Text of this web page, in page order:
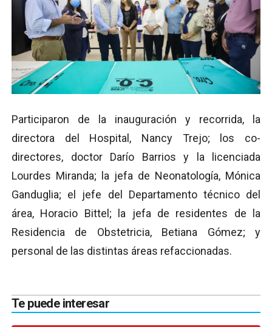
Participaron de la inauguración y recorrida, la
directora del Hospital, Nancy Trejo; los co-
directores, doctor Darío Barrios y la licenciada
Lourdes Miranda; la jefa de Neonatología, Mónica
Ganduglia; el jefe del Departamento técnico del
área, Horacio Bittel; la jefa de residentes de la
Residencia de Obstetricia, Betiana Gómez; y
personal de las distintas áreas refaccionadas.
Te puede interesar